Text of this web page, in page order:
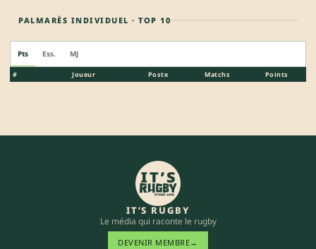
PALMARÈS INDIVIDUEL · TOP 10
Pts Ess. MJ
# Joueur Poste Matchs Points
IT’S RUGBY
Le média qui raconte le rugby
DEVENIR MEMBRE→